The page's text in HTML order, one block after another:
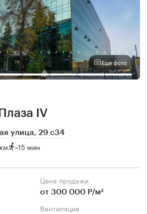
Еще фото
IV
улица, 29 с34
~15 мин
Цена продажи
от 300 000 Р/м²
Вентиляция